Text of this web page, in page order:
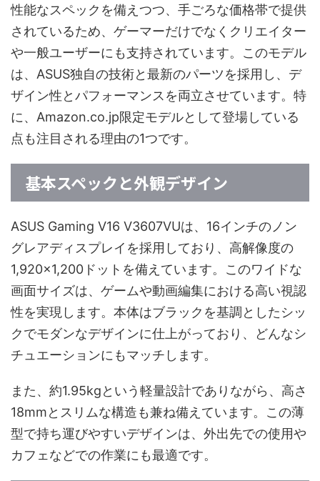
性能なスペックを備えつつ、手ごろな価格帯で提供
されているため、ゲーマーだけでなくクリエイター
や一般ユーザーにも支持されています。このモデル
は、ASUS独自の技術と最新のパーツを採用し、デ
ザイン性とパフォーマンスを両立させています。特
に、Amazon.co.jp限定モデルとして登場している
点も注目される理由の1つです。
基本スペックと外観デザイン
ASUS Gaming V16 V3607VUは、16インチのノン
グレアディスプレイを採用しており、高解像度の
1,920×1,200ドットを備えています。このワイドな
画面サイズは、ゲームや動画編集における高い視認
性を実現します。本体はブラックを基調としたシッ
クでモダンなデザインに仕上がっており、どんなシ
チュエーションにもマッチします。
また、約1.95kgという軽量設計でありながら、高さ
18mmとスリムな構造も兼ね備えています。この薄
型で持ち運びやすいデザインは、外出先での使用や
カフェなどでの作業にも最適です。